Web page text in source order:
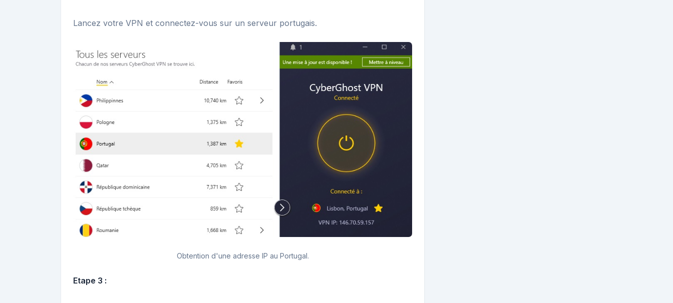
Lancez votre VPN et connectez-vous sur un serveur portugais.
Obtention d'une adresse IP au Portugal.
Etape 3 :